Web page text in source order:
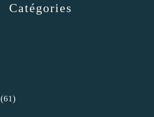
Catégories
(61)